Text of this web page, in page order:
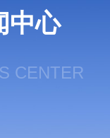
中心
CENTER